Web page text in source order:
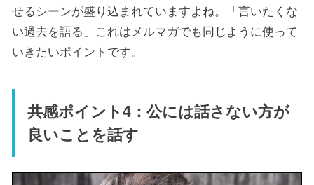
せるシーンが盛り込まれていますよね。「言いたくな
い過去を語る」これはメルマガでも同じように使って
いきたいポイントです。
共感ポイント4：公には話さない方が
良いことを話す